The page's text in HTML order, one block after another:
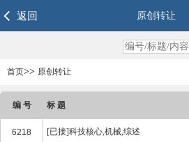
返回 原创转让
首页>> 原创转让
编 号 标 题
6218 [已接]科技核心,机械,综述